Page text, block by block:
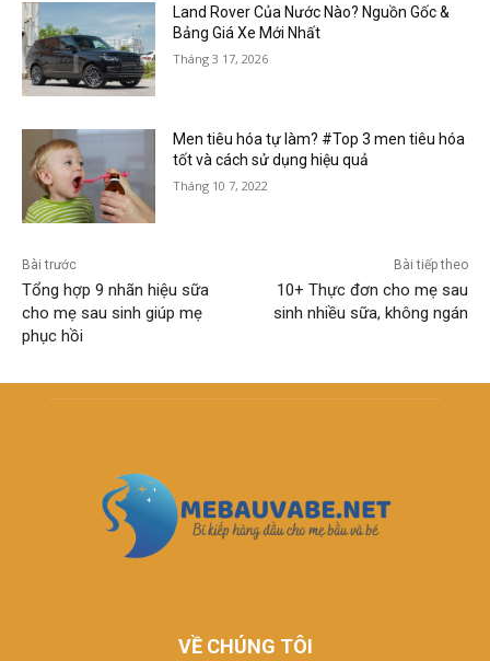
Land Rover Của Nước Nào? Nguồn Gốc &
Bảng Giá Xe Mới Nhất
Tháng 3 17, 2026
Men tiêu hóa tự làm? #Top 3 men tiêu hóa
tốt và cách sử dụng hiệu quả
Tháng 10 7, 2022
Bài trước
Tổng hợp 9 nhãn hiệu sữa
cho mẹ sau sinh giúp mẹ
phục hồi
Bài tiếp theo
10+ Thực đơn cho mẹ sau
sinh nhiều sữa, không ngán
VỀ CHÚNG TÔI